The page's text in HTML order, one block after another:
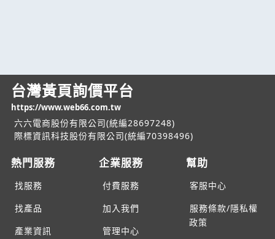
台灣黃頁詢價平台
https://www.web66.com.tw
六六電商股份有限公司(統編28697248)
際標資訊科技股份有限公司(統編70398496)
熱門服務
找服務
找產品
產業資訊
企業服務
付費服務
加入我們
管理中心
幫助
客服中心
服務條款/隱私權
政策